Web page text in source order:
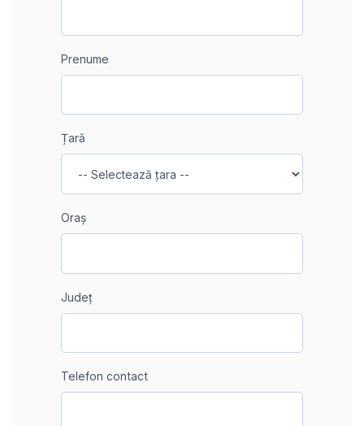
Prenume
Țară
Oraș
Județ
Telefon contact